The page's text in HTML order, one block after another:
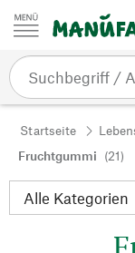
Zum Inhalt springen
Startseite
Fruchtgummi (21)